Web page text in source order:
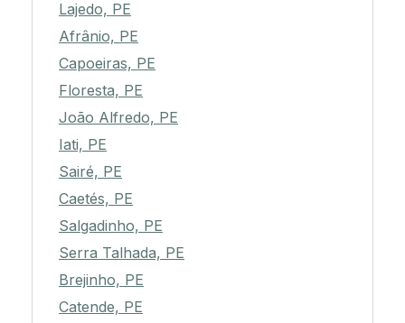
Lajedo, PE
Afrânio, PE
Capoeiras, PE
Floresta, PE
João Alfredo, PE
Iati, PE
Sairé, PE
Caetés, PE
Salgadinho, PE
Serra Talhada, PE
Brejinho, PE
Catende, PE